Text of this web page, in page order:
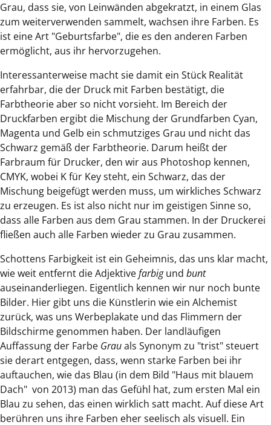
Grau, dass sie, von Leinwänden abgekratzt, in einem Glas
zum weiterverwenden sammelt, wachsen ihre Farben. Es
ist eine Art "Geburtsfarbe", die es den anderen Farben
ermöglicht, aus ihr hervorzugehen.
Interessanterweise macht sie damit ein Stück Realität
erfahrbar, die der Druck mit Farben bestätigt, die
Farbtheorie aber so nicht vorsieht. Im Bereich der
Druckfarben ergibt die Mischung der Grundfarben Cyan,
Magenta und Gelb ein schmutziges Grau und nicht das
Schwarz gemäß der Farbtheorie. Darum heißt der
Farbraum für Drucker, den wir aus Photoshop kennen,
CMYK, wobei K für Key steht, ein Schwarz, das der
Mischung beigefügt werden muss, um wirkliches Schwarz
zu erzeugen. Es ist also nicht nur im geistigen Sinne so,
dass alle Farben aus dem Grau stammen. In der Druckerei
fließen auch alle Farben wieder zu Grau zusammen.
Schottens Farbigkeit ist ein Geheimnis, das uns klar macht,
wie weit entfernt die Adjektivefarbigund bunt
auseinanderliegen. Eigentlich kennen wir nur noch bunte
Bilder. Hier gibt uns die Künstlerin wie ein Alchemist
zurück, was uns Werbeplakate und das Flimmern der
Bildschirme genommen haben. Der landläufigen
Auffassung der Farbe Grauals Synonym zu "trist" steuert
sie derart entgegen, dass, wenn starke Farben bei ihr
auftauchen, wie das Blau (in dem Bild "Haus mit blauem
Dach" von 2013) man das Gefühl hat, zum ersten Mal ein
Blau zu sehen, das einen wirklich satt macht. Auf diese Art
berühren uns ihre Farben eher seelisch als visuell. Ein